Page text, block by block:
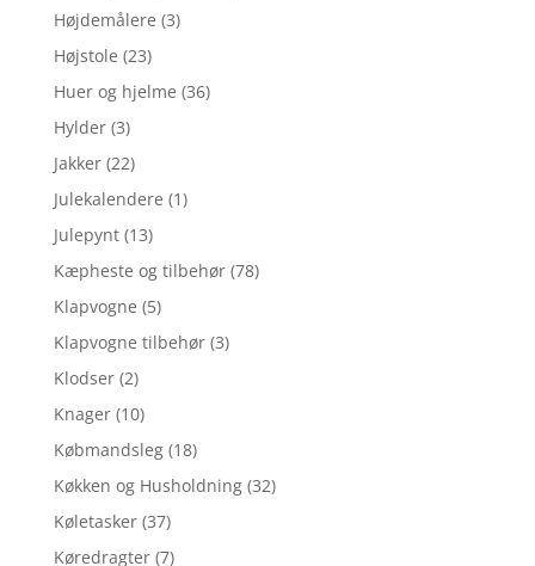
Højdemålere (3)
Højstole (23)
Huer og hjelme (36)
Hylder (3)
Jakker (22)
Julekalendere (1)
Julepynt (13)
Kæpheste og tilbehør (78)
Klapvogne (5)
Klapvogne tilbehør (3)
Klodser (2)
Knager (10)
Købmandsleg (18)
Køkken og Husholdning (32)
Køletasker (37)
Køredragter (7)